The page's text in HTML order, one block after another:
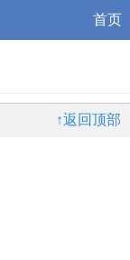
首页
↑返回顶部